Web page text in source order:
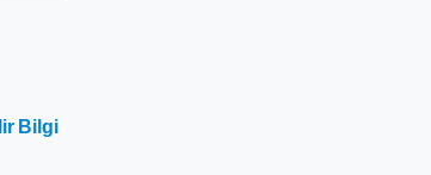
Bilgi